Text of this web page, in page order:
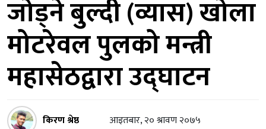
जोड्ने बुल्दी (व्यास) खोला
मोटरेवल पुलको मन्त्री
महासेठद्वारा उद्घाटन
किरण श्रेष्ठ आइतबार, २० श्रावण २०७५